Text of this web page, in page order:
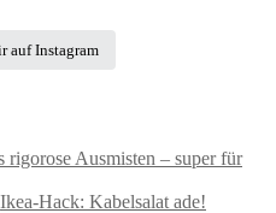
auf Instagram
rigorose Ausmisten – super für
Ikea-Hack: Kabelsalat ade!